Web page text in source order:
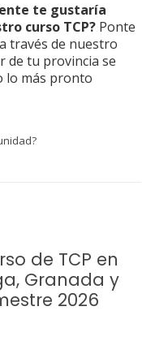
te gustaría
curso TCP?Ponte
través de nuestro
de tu provincia se
lo más pronto
de TCP en
Granada y
2026